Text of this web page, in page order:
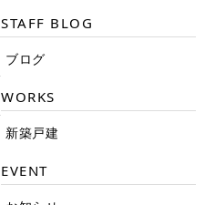
STAFF BLOG
ブログ
WORKS
新築戸建
EVENT